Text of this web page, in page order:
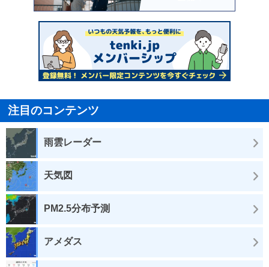
注目のコンテンツ
雨雲レーダー
天気図
PM2.5分布予測
アメダス